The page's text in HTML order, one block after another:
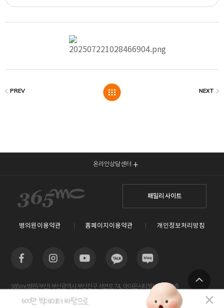
TOP
온라인상담센터
패밀리 사이트
병의원이용약관 홈페이지이용약관 개인정보처리방침
365mc병원(부산) 부산광역시 부산진구 서면로 74, 아이온시티빌딩 13~15층
사업자등록번호 : 605-26-86822 / 박윤찬, 김남철 / 대표전화번호 / 1577-3653